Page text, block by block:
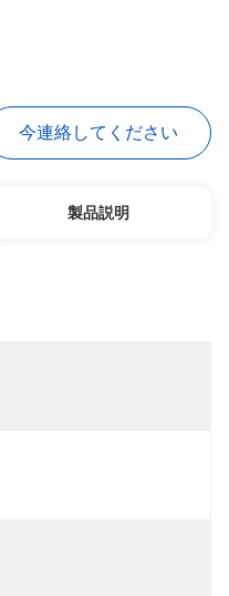
今連絡してください
製品説明